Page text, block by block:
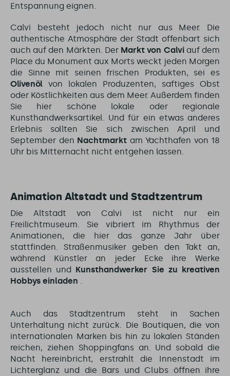
Entspannung eignen.
Calvi besteht jedoch nicht nur aus Meer. Die
authentische Atmosphäre der Stadt offenbart sich
auch auf den Märkten. Der Markt von Calviauf dem
Place du Monument aux Morts weckt jeden Morgen
die Sinne mit seinen frischen Produkten, sei es
Olivenöl von lokalen Produzenten, saftiges Obst
oder Köstlichkeiten aus dem Meer. Außerdem finden
Sie hier schöne lokale oder regionale
Kunsthandwerksartikel. Und für ein etwas anderes
Erlebnis sollten Sie sich zwischen April und
September den Nachtmarkt am Yachthafen von 18
Uhr bis Mitternacht nicht entgehen lassen.
Animation Altstadt und Stadtzentrum
Die Altstadt von Calvi ist nicht nur ein
Freilichtmuseum. Sie vibriert im Rhythmus der
Animationen, die hier das ganze Jahr über
stattfinden. Straßenmusiker geben den Takt an,
während Künstler an jeder Ecke ihre Werke
ausstellen und Kunsthandwerker Sie zu kreativen
Hobbys einladen .
Auch das Stadtzentrum steht in Sachen
Unterhaltung nicht zurück. Die Boutiquen, die von
internationalen Marken bis hin zu lokalen Ständen
reichen, ziehen Shoppingfans an. Und sobald die
Nacht hereinbricht, erstrahlt die Innenstadt im
Lichterglanz und die Bars und Clubs öffnen ihre